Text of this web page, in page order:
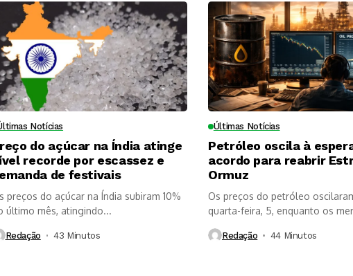
Notícias
do açúcar na Índia atinge
recorde por escassez e
de festivais
preços do açúcar na Índia subiram 10%
último mês, atingindo...
Redação 43 Minutos ⁮
Últimas Notícias
Petróleo oscila à
acordo para reabrir
Ormuz
Os preços do petróleo
quarta-feira, 5, enquanto os
Redação 44 Minutos ⁮